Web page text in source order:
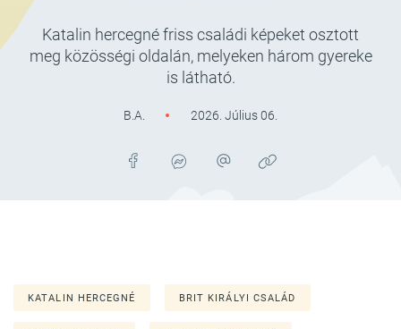
Katalin hercegné friss családi képeket osztott
meg közösségi oldalán, melyeken három gyereke
is látható.
B.A. 2026. Július 06.
KATALIN HERCEGNÉ BRIT KIRÁLYI CSALÁD